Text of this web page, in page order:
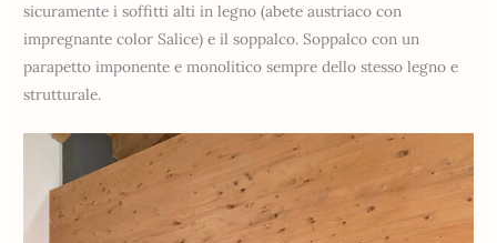
sicuramente i soffitti alti in legno (abete austriaco con
impregnante color Salice) e il soppalco. Soppalco con un
parapetto imponente e monolitico sempre dello stesso legno e
strutturale.